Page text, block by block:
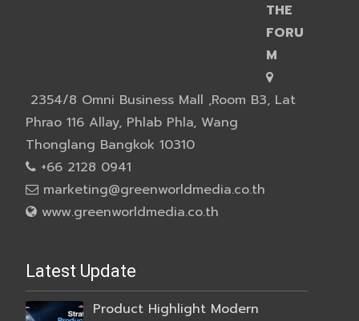
THE
FORU
M
2354/8 Omni Business Mall ,Room B3, Lat
Phrao 116 Allay, Phlab Phla, Wang
Thonglang Bangkok 10310
+66 2128 0941
marketing@greenworldmedia.co.th
www.greenworldmedia.co.th
Latest Update
Product Highlight Modern